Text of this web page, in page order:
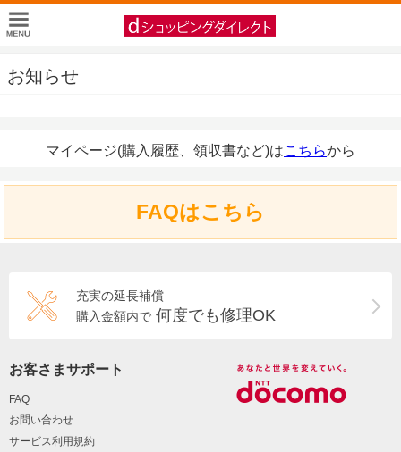
お知らせ
マイページ(購入履歴、領収書など)はこちらから
FAQはこちら
充実の延長補償
購入金額内で 何度でも修理OK
お客さまサポート
FAQ
お問い合わせ
サービス利用規約